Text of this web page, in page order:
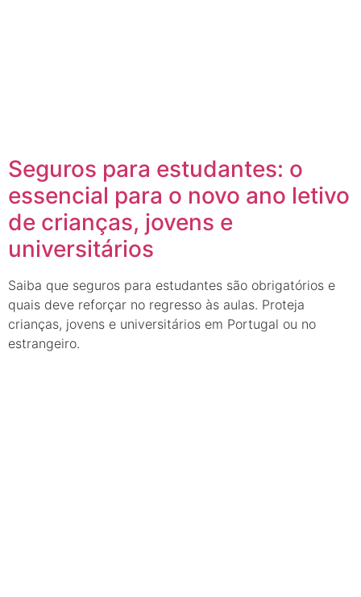
Seguros para estudantes: o
essencial para o novo ano letivo
de crianças, jovens e
universitários
Saiba que seguros para estudantes são obrigatórios e
quais deve reforçar no regresso às aulas. Proteja
crianças, jovens e universitários em Portugal ou no
estrangeiro.